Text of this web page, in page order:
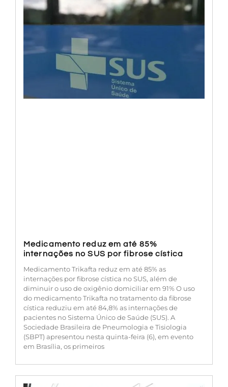
Medicamento reduz em até 85%
internações no SUS por fibrose cística
Medicamento Trikafta reduz em até 85% as
internações por fibrose cística no SUS, além de
diminuir o uso de oxigênio domiciliar em 91% O uso
do medicamento Trikafta no tratamento da fibrose
cística reduziu em até 84,8% as internações de
pacientes no Sistema Único de Saúde (SUS). A
Sociedade Brasileira de Pneumologia e Tisiologia
(SBPT) apresentou nesta quinta-feira (6), em evento
em Brasília, os primeiros